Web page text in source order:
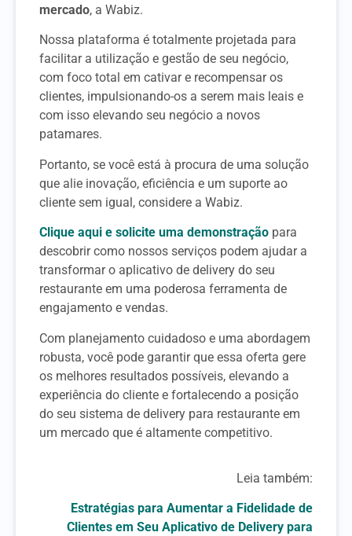
mercado, a Wabiz.
Nossa plataforma é totalmente projetada para
facilitar a utilização e gestão de seu negócio,
com foco total em cativar e recompensar os
clientes, impulsionando-os a serem mais leais e
com isso elevando seu negócio a novos
patamares.
Portanto, se você está à procura de uma solução
que alie inovação, eficiência e um suporte ao
cliente sem igual, considere a Wabiz.
Clique aqui e solicite uma demonstração para
descobrir como nossos serviços podem ajudar a
transformar o aplicativo de delivery do seu
restaurante em uma poderosa ferramenta de
engajamento e vendas.
Com planejamento cuidadoso e uma abordagem
robusta, você pode garantir que essa oferta gere
os melhores resultados possíveis, elevando a
experiência do cliente e fortalecendo a posição
do seu sistema de delivery para restaurante em
um mercado que é altamente competitivo.
Leia também:
Estratégias para Aumentar a Fidelidade de
Clientes em Seu Aplicativo de Delivery para